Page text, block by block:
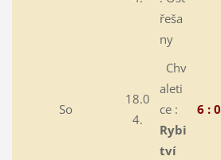
řeša
ny
So
18.0
4.
Chv
aleti
ce :
Rybi
tví
6 : 0